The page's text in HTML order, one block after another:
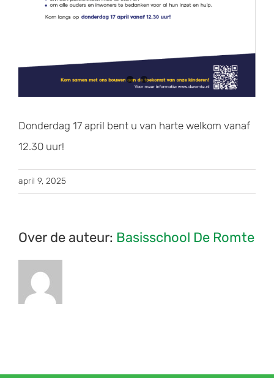
Donderdag 17 april bent u van harte welkom vanaf
12.30 uur!
april 9, 2025
Over de auteur: Basisschool De Romte